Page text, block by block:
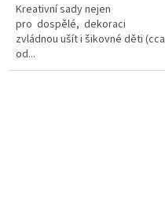
Kreativní sady nejen
pro dospělé, dekoraci
zvládnou ušít i šikovné děti (cca
od...